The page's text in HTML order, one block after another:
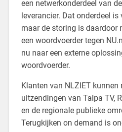
een netwerkonderdeel van
leverancier. Dat onderdeel
maar de storing is daardoor
een woordvoerder tegen
nu naar een externe
woordvoerder.
Klanten van NLZIET kunnen
uitzendingen van Talpa TV,
en de regionale publieke
Terugkijken on demand is